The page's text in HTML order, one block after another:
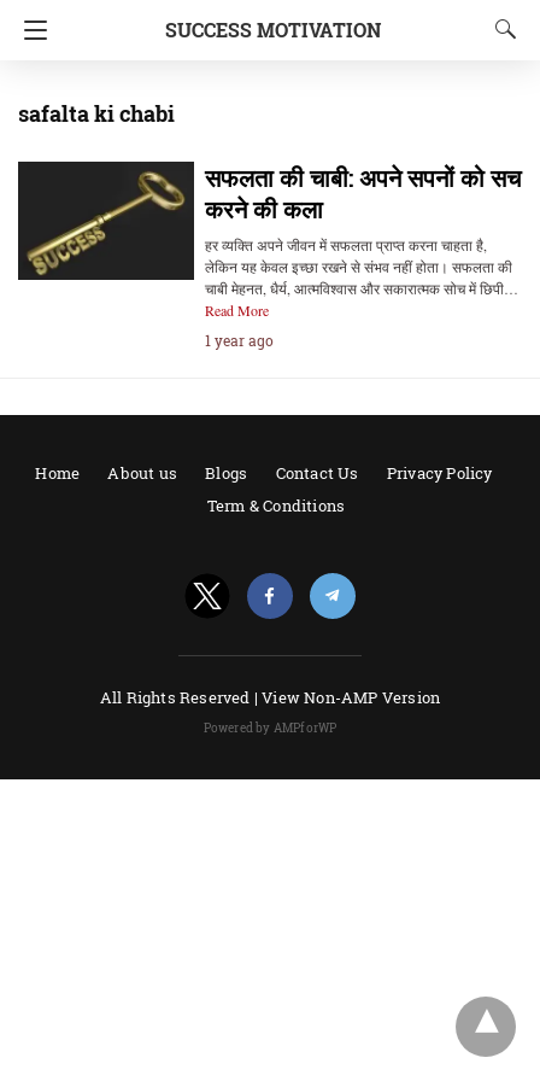
SUCCESS MOTIVATION
safalta ki chabi
सफलता की चाबी: अपने सपनों को सच
करने की कला
हर व्यक्ति अपने जीवन में सफलता प्राप्त करना चाहता है,
लेकिन यह केवल इच्छा रखने से संभव नहीं होता। सफलता की
चाबी मेहनत, धैर्य, आत्मविश्वास और सकारात्मक सोच में छिपी…
Read More
1 year ago
Home About us Blogs Contact Us
Privacy Policy
Term & Conditions
All Rights Reserved |View Non-AMP Version
Powered by AMPforWP